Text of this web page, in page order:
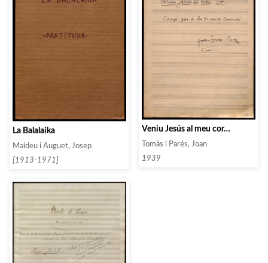
La Balalaika
Maideu i Auguet, Josep
[1913-1971]
Veniu Jesús al meu cor…
Tomàs i Parés, Joan
1939